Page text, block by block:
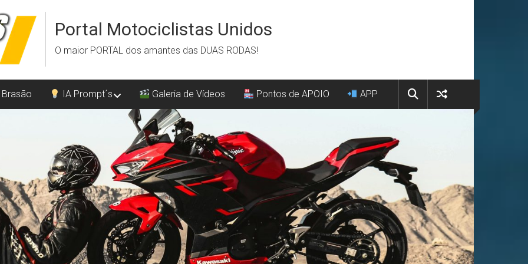
Portal Motociclistas Unidos
O maior PORTAL dos amantes das DUAS RODAS!
IA Prompt´s Galeria de Vídeos Pontos de APOIO APP